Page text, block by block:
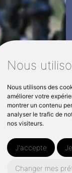
Nous
Nous utilisons des
améliorer votre
montrer un contenu
analyser le trafic de
nos visiteurs.
J'accepte
Changer mes